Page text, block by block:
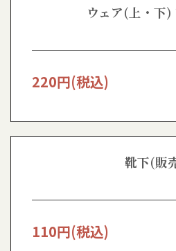
ウェア(上・下)
220円(税込)
靴下(販
110円(税込)